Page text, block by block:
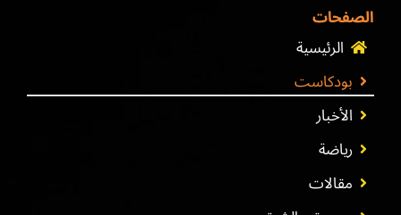
الصفحات
الرئيسية
بودكاست
الأخبار
رياضة
مقالات